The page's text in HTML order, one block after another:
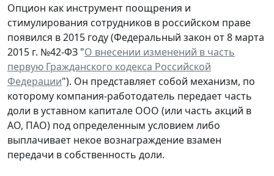
Опцион как инструмент поощрения и
стимулирования сотрудников в российском праве
появился в 2015 году (Федеральный закон от 8 марта
2015 г. №42-ФЗ "О внесении изменений в часть
первую Гражданского кодекса Российской
Федерации"). Он представляет собой механизм, по
которому компания-работодатель передает часть
доли в уставном капитале ООО (или часть акций в
АО, ПАО) под определенным условием либо
выплачивает некое вознаграждение взамен
передачи в собственность доли.